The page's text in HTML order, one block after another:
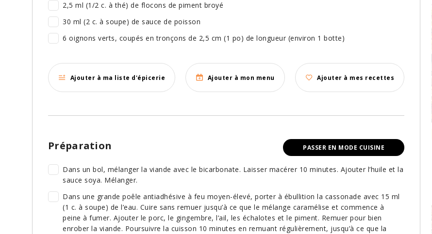
2,5 ml (1/2 c. à thé) de flocons de piment broyé
30 ml (2 c. à soupe) de sauce de poisson
6 oignons verts, coupés en tronçons de 2,5 cm (1 po) de longueur (environ 1 botte)
Ajouter à ma liste d'épicerie Ajouter à mon menu Ajouter à mes recettes
PASSER EN MODE CUISINE
Préparation
Dans un bol, mélanger la viande avec le bicarbonate. Laisser macérer 10 minutes. Ajouter l’huile et la
sauce soya. Mélanger.
Dans une grande poêle antiadhésive à feu moyen-élevé, porter à ébullition la cassonade avec 15 ml
(1 c. à soupe) de l’eau. Cuire sans remuer jusqu’à ce que le mélange caramélise et commence à
peine à fumer. Ajouter le porc, le gingembre, l’ail, les échalotes et le piment. Remuer pour bien
enrober la viande. Poursuivre la cuisson 10 minutes en remuant régulièrement, jusqu’à ce que la